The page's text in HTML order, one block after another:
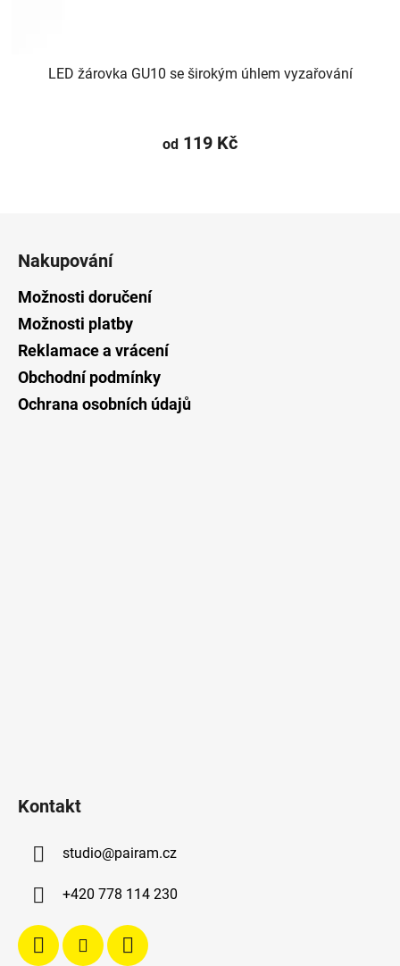
LED žárovka GU10 se širokým úhlem vyzařování
od 119 Kč
Nakupování
Možnosti doručení
Možnosti platby
Reklamace a vrácení
Obchodní podmínky
Ochrana osobních údajů
Kontakt
studio@pairam.cz
+420 778 114 230